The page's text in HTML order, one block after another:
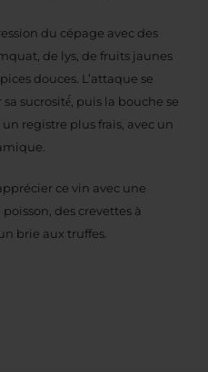
du cépage avec des
de lys, de fruits jaunes
douces. L’attaque se
sucrosité́, puis la bouche se
registre plus frais, avec un
ce vin avec une
des crevettes à
brie aux truffes.